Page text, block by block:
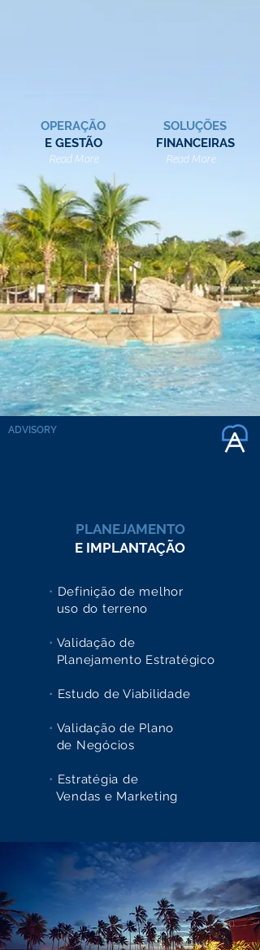
OPERAÇÃO
E GESTÃO
SOLUÇÕES
FINANCEIRAS
Read More Read More
ADVISORY
PLANEJAMENTO
E IMPLANTAÇÃO
• Definição de melhor
uso do terreno
• Validação de
Planejamento Estratégico
• Estudo de Viabilidade
• Validação de Plano
de Negócios
• Estratégia de
Vendas e Marketing